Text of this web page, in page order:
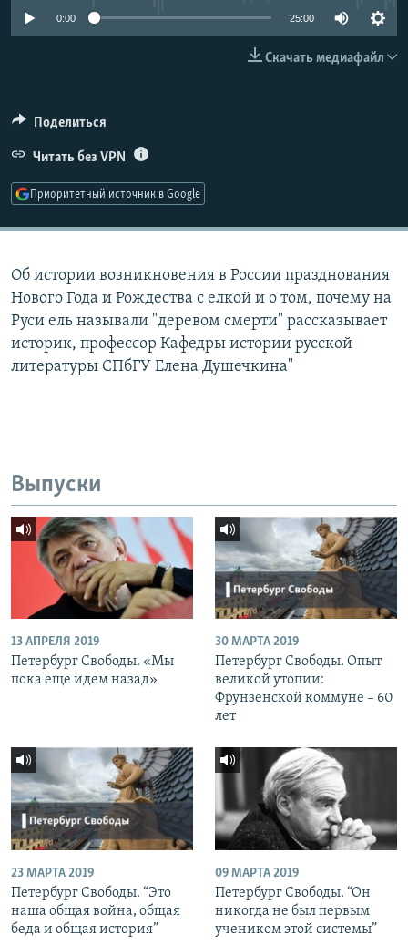
РАСПИСАНИЕ ВЕЩАНИЯ
0:00 25:00
Скачать медиафайл
Поделиться
Читать без VPN
Приоритетный источник в Google
Об истории возникновения в России празднования
Нового Года и Рождества с елкой и о том, почему на
Руси ель называли "деревом смерти" рассказывает
историк, профессор Кафедры истории русской
литературы СПбГУ Елена Душечкина"
Выпуски
13 АПРЕЛЯ 2019
Петербург Свободы. «Мы
пока еще идем назад»
30 МАРТА 2019
Петербург Свободы. Опыт
великой утопии:
Фрунзенской коммуне – 60
лет
23 МАРТА 2019
Петербург Свободы. “Это
наша общая война, общая
беда и общая история”
09 МАРТА 2019
Петербург Свободы. “Он
никогда не был первым
учеником этой системы”